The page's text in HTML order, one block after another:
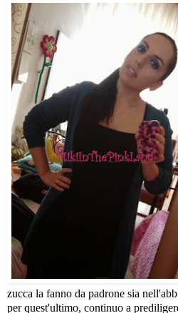
zucca la fanno da padrone sia
per quest'ultimo, continuo a